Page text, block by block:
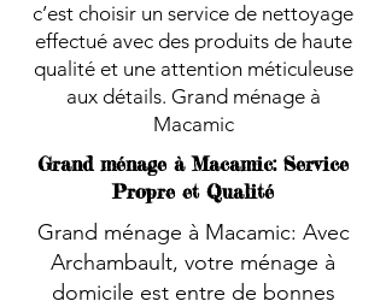
c’est choisir un service de nettoyage
effectué avec des produits de haute
qualité et une attention méticuleuse
aux détails. Grand ménage à
Macamic
Grand ménage à Macamic: Service
Propre et Qualité
Grand ménage à Macamic: Avec
Archambault, votre ménage à
domicile est entre de bonnes